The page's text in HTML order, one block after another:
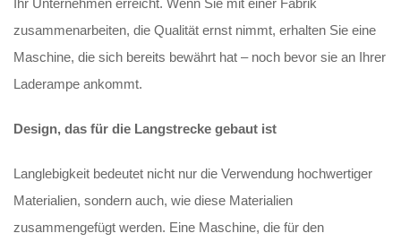
Ihr Unternehmen erreicht. Wenn Sie mit einer Fabrik
zusammenarbeiten, die Qualität ernst nimmt, erhalten Sie eine
Maschine, die sich bereits bewährt hat – noch bevor sie an Ihrer
Laderampe ankommt.
Design, das für die Langstrecke gebaut ist
Langlebigkeit bedeutet nicht nur die Verwendung hochwertiger
Materialien, sondern auch, wie diese Materialien
zusammengefügt werden. Eine Maschine, die für den